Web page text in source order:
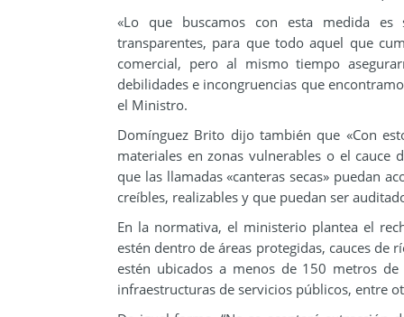
«Lo que buscamos con esta medida es
transparentes, para que todo aquel que
comercial, pero al mismo tiempo
debilidades e incongruencias que
el Ministro.
Domínguez Brito dijo también que «Con
materiales en zonas vulnerables o el
que las llamadas «canteras secas» puedan
creíbles, realizables y que puedan ser
En la normativa, el ministerio plantea el
estén dentro de áreas protegidas, cauces de
estén ubicados a menos de 150 metros
infraestructuras de servicios públicos, entre